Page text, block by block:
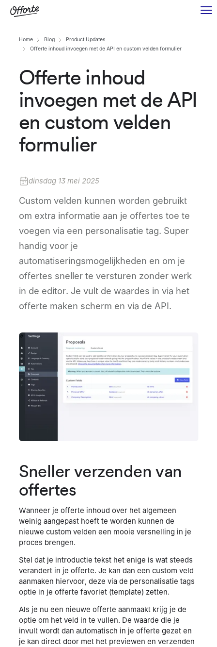
Home Blog
Product Updates
Offerte inhoud invoegen met de API en custom velden formulier
Offerte inhoud
invoegen met de API
en custom velden
formulier
dinsdag 13 mei 2025
Custom velden kunnen worden gebruikt
om extra informatie aan je offertes toe te
voegen via een personalisatie tag. Super
handig voor je
automatiseringsmogelijkheden en om je
offertes sneller te versturen zonder werk
in de editor. Je vult de waardes in via het
offerte maken scherm en via de API.
Sneller verzenden van
offertes
Wanneer je offerte inhoud over het algemeen
weinig aangepast hoeft te worden kunnen de
nieuwe custom velden een mooie versnelling in je
proces brengen.
Stel dat je introductie tekst het enige is wat steeds
verandert in je offerte. Je kan dan een custom veld
aanmaken hiervoor, deze via de personalisatie tags
optie in je offerte favoriet (template) zetten.
Als je nu een nieuwe offerte aanmaakt krijg je de
optie om het veld in te vullen. De waarde die je
invult wordt dan automatisch in je offerte gezet en
je kan direct door met het previewen en verzenden